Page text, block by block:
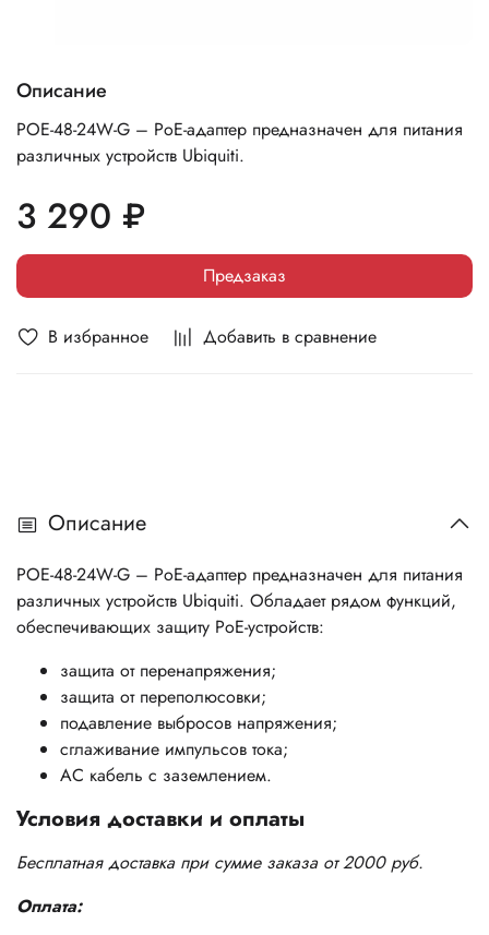
В избранное Добавить в сравнение
Описание
POE-48-24W-G – PoE-адаптер предназначен для питания
различных устройств Ubiquiti.
3 290 ₽
Предзаказ
Описание
POE-48-24W-G – PoE-адаптер предназначен для питания
различных устройств Ubiquiti. Обладает рядом функций,
обеспечивающих защиту PoE-устройств:
защита от перенапряжения;
защита от переполюсовки;
подавление выбросов напряжения;
сглаживание импульсов тока;
AC кабель с заземлением.
Условия доставки и оплаты
Бесплатная доставка при сумме заказа от 2000 руб.
Оплата: